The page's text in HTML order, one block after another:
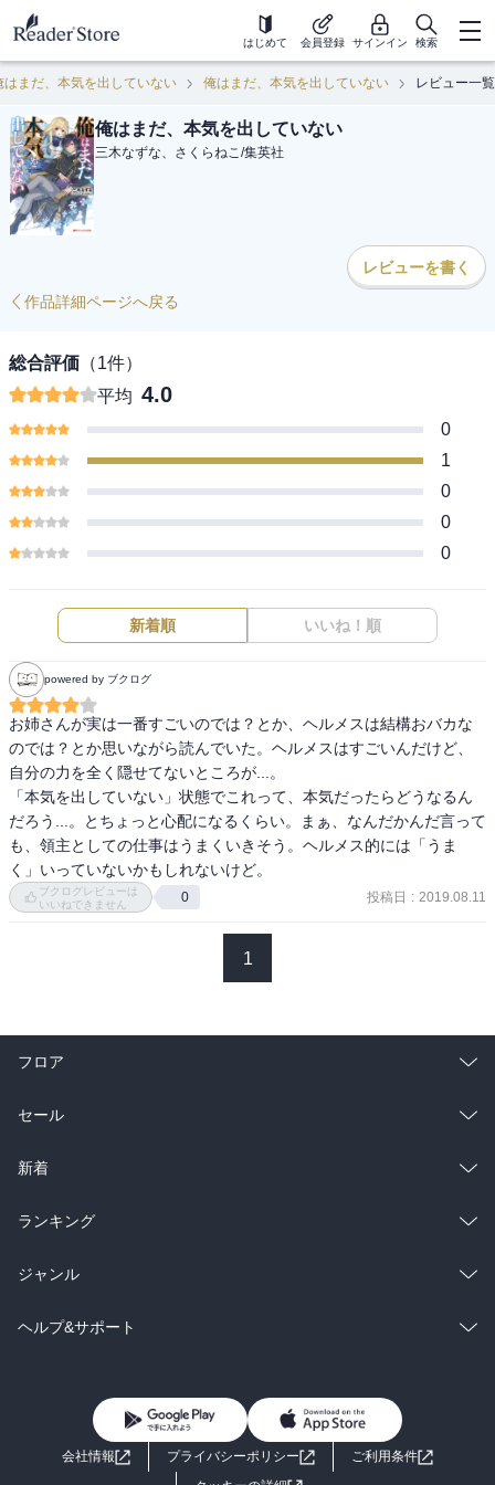
はじめて 会員登録 サインイン 検索
はまだ、本気を出していない 俺はまだ、本気を出していない レビュー一覧
俺はまだ、本気を出していない
三木なずな、さくらねこ/集英社
レビューを書く
作品詳細ページへ戻る
総合評価 （1件）
平均 4.0
0
1
0
0
0
新着順 いいね！順
powered by ブクログ
お姉さんが実は一番すごいのでは？とか、ヘルメスは結構おバカな
のでは？とか思いながら読んでいた。ヘルメスはすごいんだけど、
自分の力を全く隠せてないところが...。
「本気を出していない」状態でこれって、本気だったらどうなるん
だろう...。とちょっと心配になるくらい。まぁ、なんだかんだ言って
も、領主としての仕事はうまくいきそう。ヘルメス的には「うま
く」いっていないかもしれないけど。
ブクログレビューは
いいねできません
0 投稿日 : 2019.08.11
1
フロア
総合
ラノベ
雑誌・グラビア
BL・TL
セール
総合
ラノベ
雑誌・グラビア
BL・TL
新着
総合
ラノベ
雑誌・グラビア
ランキング
総合
ラノベ
ジャンル
コミック
ライトノベル 男子向けラノベ
小説
ヘルプ&サポート
よくあるご質問 お問い合わせ
会社情報 プライバシーポリシー
ご利用条件